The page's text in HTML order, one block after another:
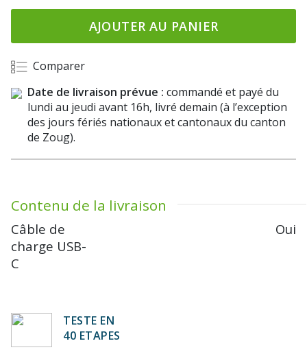
Contenu de la livraison
Câble de
charge USB-
C
Oui
TESTE EN
40 ETAPES
AJOUTER AU PANIER
Comparer
Date de livraison prévue : commandé et payé du
lundi au jeudi avant 16h, livré demain (à l’exception
des jours fériés nationaux et cantonaux du canton
de Zoug).